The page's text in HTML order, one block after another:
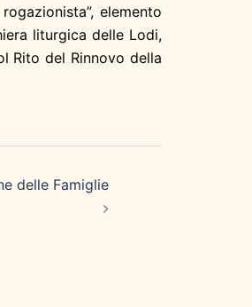
elemento
liturgica delle Lodi,
Rito del Rinnovo della
delle Famiglie